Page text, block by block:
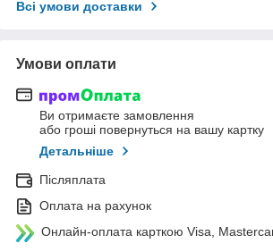
Всі умови доставки
Умови оплати
Ви отримаєте замовлення
або гроші повернуться на вашу картку
Детальніше
Післяплата
Оплата на рахунок
Онлайн-оплата карткою Visa,